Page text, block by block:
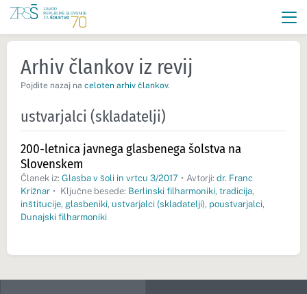
Arhiv člankov iz revij
Pojdite nazaj na celoten arhiv člankov.
ustvarjalci (skladatelji)
200-letnica javnega glasbenega šolstva na
Slovenskem
Članek iz: Glasba v šoli in vrtcu 3/2017 • Avtorji: dr. Franc
Križnar • Ključne besede: Berlinski filharmoniki, tradicija,
inštitucije, glasbeniki, ustvarjalci (skladatelji), poustvarjalci,
Dunajski filharmoniki